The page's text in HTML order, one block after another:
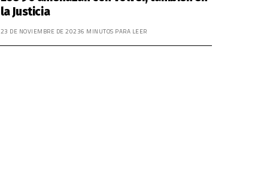
la Justicia
23 DE NOVIEMBRE DE 20236 MINUTOS PARA LEER